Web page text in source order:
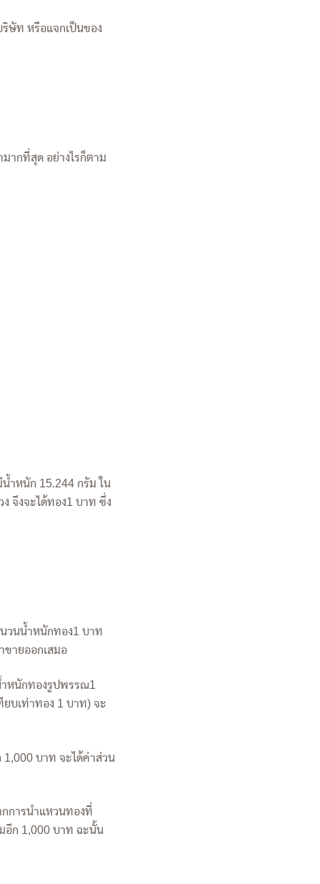
ษัท หรือแจกเป็นของ
ากที่สุด อย่างไรก็ตาม
ำหนัก 15.244 กรัม ใน
จึงจะได้ทอง1 บาท ซึ่ง
วนน้ำหนักทอง1 บาท
ขายออกเสมอ
ำหนักทองรูปพรรณ1
บเท่าทอง 1 บาท) จะ
1,000 บาท จะได้ค่าส่วน
การนำแหวนทองที่
อีก 1,000 บาท ฉะนั้น